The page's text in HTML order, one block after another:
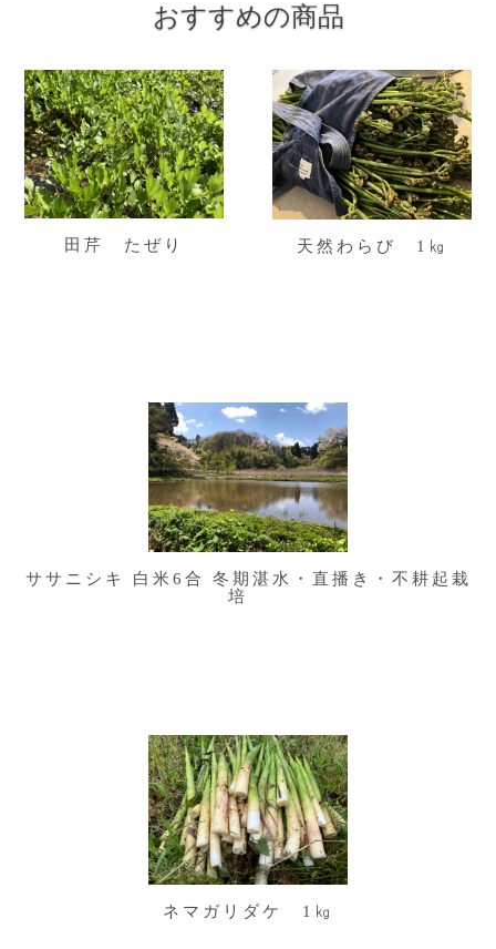
おすすめの商品
田芹 たぜり 天然わらび 1㎏
ササニシキ 白米6合 冬期湛水・直播き・不耕起栽
培
ネマガリダケ 1㎏